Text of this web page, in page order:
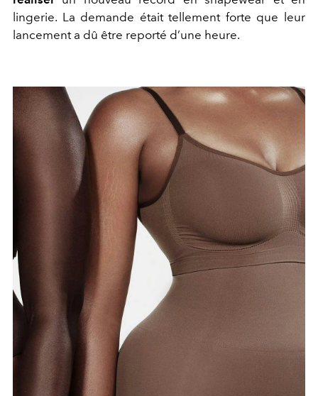
lingerie. La demande était tellement forte que leur
lancement a dû être reporté d’une heure.